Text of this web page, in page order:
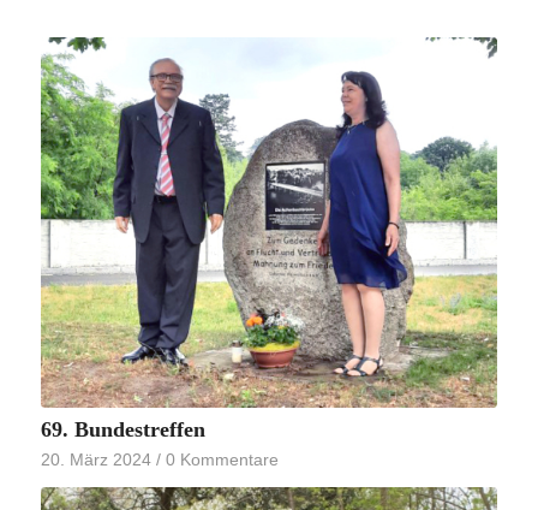
69. Bundestreffen
20. März 2024 / 0 Kommentare